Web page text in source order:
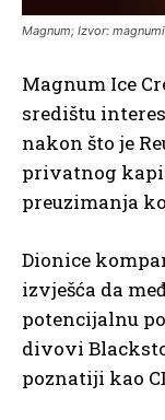
Magnum; Izvor:
Magnum Ice
središtu
nakon što je
privatnog
preuzimanja
Dionice
izvješća da
potencijalnu
divovi
poznatiji kao